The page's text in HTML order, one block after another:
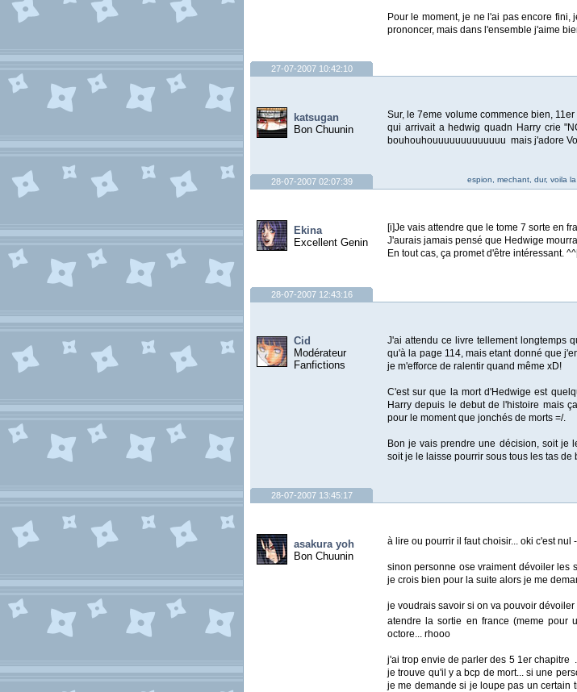
Pour le moment, je ne l'ai pas encore
prononcer, mais dans l'ensemble j'aime
27-07-2007 10:42:10
katsugan
Bon Chuunin
Sur, le 7eme volume commence bien,
qui arrivait a hedwig quadn Harry crie
bouhouhouuuuuuuuuuuuu mais j'adore
espion, mechant, dur, voila
28-07-2007 02:07:39
Ekina
Excellent Genin
[i]Je vais attendre que le tome 7 sorte en
J'aurais jamais pensé que Hedwige
En tout cas, ça promet d'être intéressant.
28-07-2007 12:43:16
Cid
Modérateur
Fanfictions
J'ai attendu ce livre tellement longtemps
qu'à la page 114, mais etant donné que
je m'efforce de ralentir quand même xD!
C'est sur que la mort d'Hedwige est
Harry depuis le debut de l'histoire mais
pour le moment que jonchés de morts =/.
Bon je vais prendre une décision, soit je
soit je le laisse pourrir sous tous les tas de
28-07-2007 13:45:17
asakura yoh
Bon Chuunin
à lire ou pourrir il faut choisir... oki c'est nul
sinon personne ose vraiment dévoiler les
je crois bien pour la suite alors je me
je voudrais savoir si on va pouvoir
atendre la sortie en france (meme pour
octore... rhooo
j'ai trop envie de parler des 5 1er chapitre
je trouve qu'il y a bcp de mort... si une
je me demande si je loupe pas un certain